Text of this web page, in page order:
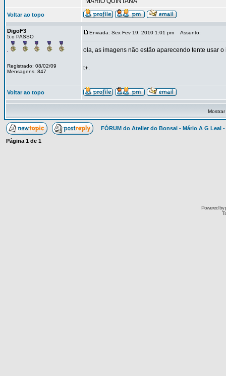
Voltar ao topo
DigoF3
5.o PASSO
Registrado: 08/02/09
Mensagens: 847
Enviada: Sex Fev 19, 2010 1:01 pm Assunto:
ola, as imagens não estão aparecendo tente usar o
t+.
Voltar ao topo
FÓRUM do Atelier do Bonsai - Mário A G Leal
Página 1 de 1
Powered by